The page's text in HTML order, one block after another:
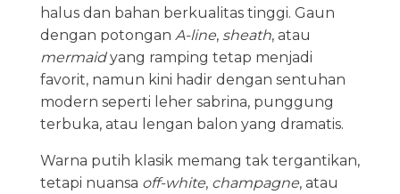
halus dan bahan berkualitas tinggi. Gaun
dengan potongan A-line, sheath, atau
mermaidyang ramping tetap menjadi
favorit, namun kini hadir dengan sentuhan
modern seperti leher sabrina, punggung
terbuka, atau lengan balon yang dramatis.
Warna putih klasik memang tak tergantikan,
tetapi nuansa off-white, champagne, atau